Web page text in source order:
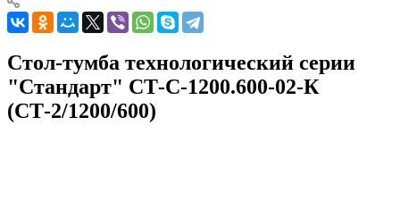
Стол-тумба технологический серии
"Стандарт" СТ-С-1200.600-02-К
(СТ-2/1200/600)